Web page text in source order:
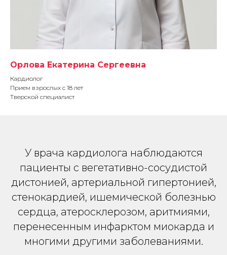
Орлова Екатерина Сергеевна
Кардиолог
Прием взрослых с 18 лет
Тверской специалист
У врача кардиолога наблюдаются
пациенты с вегетативно-сосудистой
дистонией, артериальной гипертонией,
стенокардией, ишемической болезнью
сердца, атеросклерозом, аритмиями,
перенесенным инфарктом миокарда и
многими другими заболеваниями.